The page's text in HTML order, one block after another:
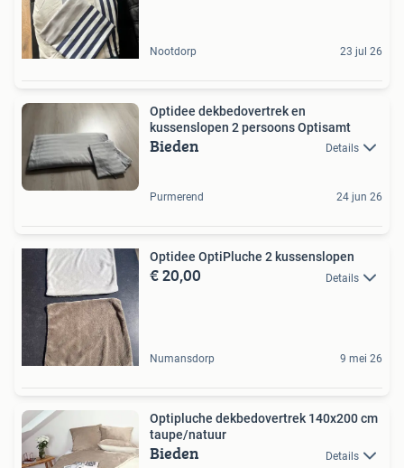
Nootdorp 23 jul 26
Optidee dekbedovertrek en
kussenslopen 2 persoons Optisamt
Bieden Details
Purmerend 24 jun 26
Optidee OptiPluche 2 kussenslopen
€ 20,00 Details
Numansdorp 9 mei 26
Optipluche dekbedovertrek 140x200 cm
taupe/natuur
Bieden Details